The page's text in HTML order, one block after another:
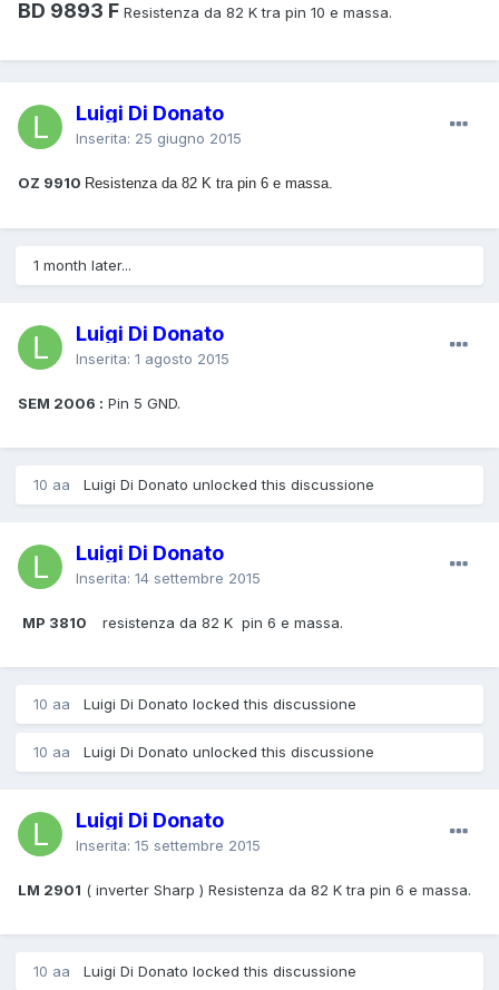
BD 9893 F Resistenza da 82 K tra pin 10 e massa.
Luigi Di Donato
Inserita: 25 giugno 2015
OZ 9910 Resistenza da 82 K tra pin 6 e massa.
1 month later...
Luigi Di Donato
Inserita: 1 agosto 2015
SEM 2006 : Pin 5 GND.
10 aa Luigi Di Donato unlocked this discussione
Luigi Di Donato
Inserita: 14 settembre 2015
MP 3810 resistenza da 82 K pin 6 e massa.
10 aa Luigi Di Donato locked this discussione
10 aa Luigi Di Donato unlocked this discussione
Luigi Di Donato
Inserita: 15 settembre 2015
LM 2901 ( inverter Sharp ) Resistenza da 82 K tra pin 6 e massa.
10 aa Luigi Di Donato locked this discussione